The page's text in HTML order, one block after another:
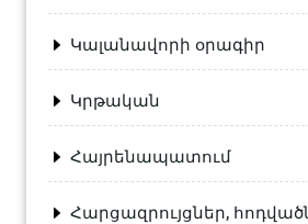
Կալանավորի օրագիր
Կրթական
Հայրենապատում
Հարցազրույցներ,